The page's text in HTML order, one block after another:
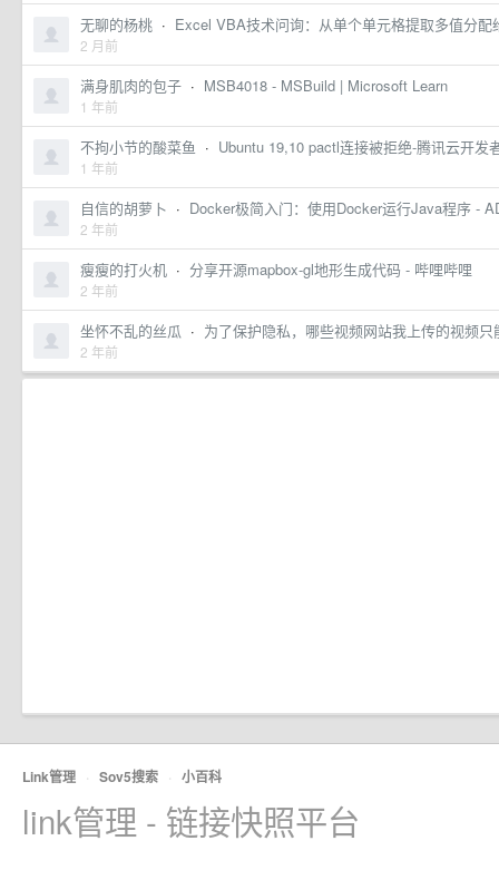
无聊的杨桃 · Excel VBA技术问询：从单个单元格提取多值分配
2 月前
满身肌肉的包子 · MSB4018 - MSBuild | Microsoft Learn
1 年前
不拘小节的酸菜鱼 · Ubuntu 19,10 pactl连接被拒绝-腾讯云开发
1 年前
自信的胡萝卜 · Docker极简入门：使用Docker运行Java程序 -
2 年前
瘦瘦的打火机 · 分享开源mapbox-gl地形生成代码 - 哔哩哔哩
2 年前
坐怀不乱的丝瓜 · 为了保护隐私，哪些视频网站我上传的视频
2 年前
Link管理 · Sov5搜索 · 小百科
link管理 - 链接快照平台